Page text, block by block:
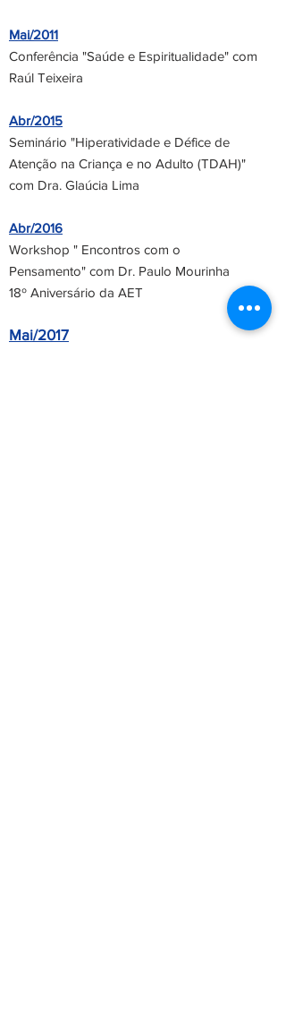
Mai/2011
Conferência "Saúde e Espiritualidade" com
Raúl Teixeira
Abr/2015
Seminário "Hiperatividade e Défice de
Atenção na Criança e no Adulto (TDAH)"
com Dra. Glaúcia Lima
Abr/2016
Workshop " Encontros com o
Pensamento" com Dr. Paulo Mourinha
18º Aniversário da AET
Mai/2017